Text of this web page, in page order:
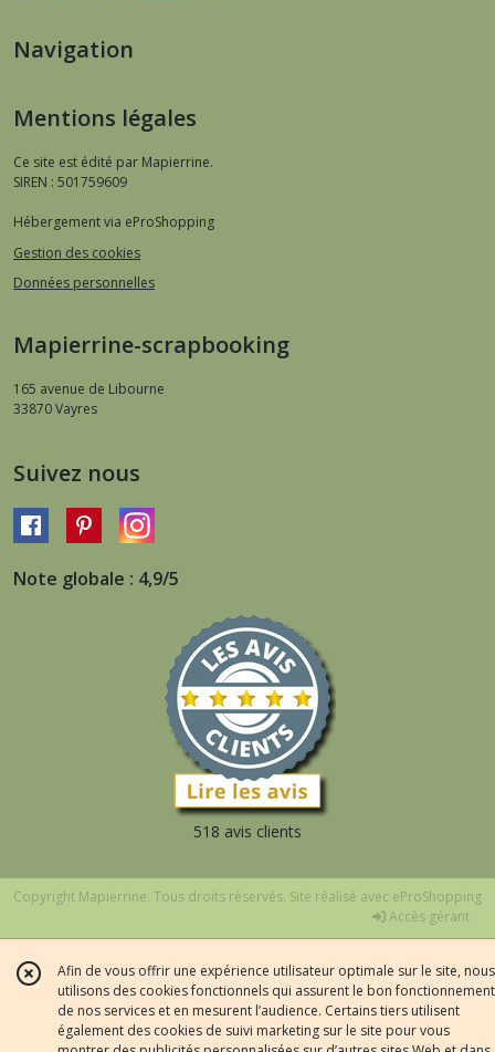
Navigation
Mentions légales
Ce site est édité par Mapierrine.
SIREN : 501759609
Hébergement via eProShopping
Gestion des cookies
Données personnelles
Mapierrine-scrapbooking
165 avenue de Libourne
33870Vayres
Suivez nous
Note globale : 4,9/5
518 avis clients
Copyright Mapierrine. Tous droits réservés. Site réalisé avec eProShopping
Accès gérant
Afin de vous offrir une expérience utilisateur optimale sur le site, nous
utilisons des cookies fonctionnels qui assurent le bon fonctionnement
de nos services et en mesurent l’audience. Certains tiers utilisent
également des cookies de suivi marketing sur le site pour vous